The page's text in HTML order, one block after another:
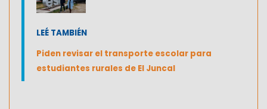
LEÉ TAMBIÉN
Piden revisar el transporte escolar para
estudiantes rurales de El Juncal